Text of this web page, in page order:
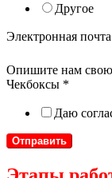
Другое
Электронная
Опишите нам
Чекбоксы *
Даю
Отправить